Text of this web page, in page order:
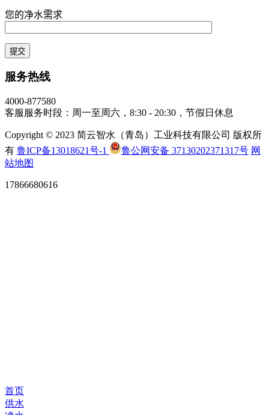
您的净水需求
服务热线
4000-877580
客服服务时段：周一至周六，8:30 - 20:30，节假日休息
Copyright © 2023 简云智水（青岛）工业科技有限公司 版权所
有 鲁ICP备13018621号-1 鲁公网安备 37130202371317号 网
站地图
17866680616
首页
供水